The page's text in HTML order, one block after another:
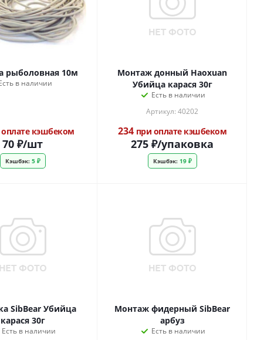
рыболовная 10м
в наличии
кэшбеком
70 ₽/шт
Кэшбэк:5 ₽
Монтаж донный Haoxuan
Убийца карася 30г
Есть в наличии
Артикул: 40202
234 при оплате кэшбеком
275 ₽/упаковка
Кэшбэк:19 ₽
SibBear Убийца
карася 30г
Есть в наличии
Монтаж фидерный SibBear
арбуз
Есть в наличии